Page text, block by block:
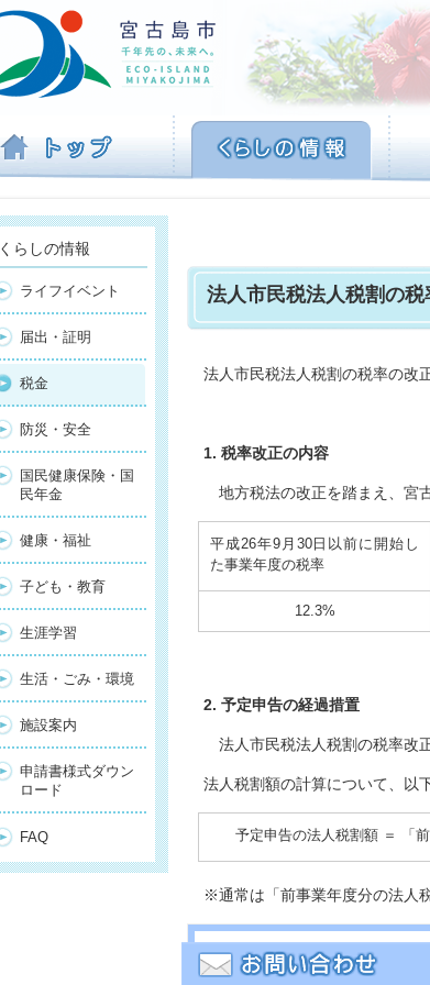
法人市民税法人税割の
法人市民税法人税割の税率の改
1. 税率改正の内容
地方税法の改正を踏まえ、宮
平成26年9月30日以前に開始し
た事業年度の税率
12.3%
2. 予定申告の経過措置
法人市民税法人税割の税率改
法人税割額の計算について、以
予定申告の法人税割額 ＝ 「
※通常は「前事業年度分の法人
くらしの情報
ライフイベント
届出・証明
税金
防災・安全
国民健康保険・国
民年金
健康・福祉
子ども・教育
生涯学習
生活・ごみ・環境
施設案内
申請書様式ダウン
ロード
FAQ